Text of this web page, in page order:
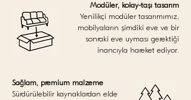
Modüler, kolay-taşı tasarım
Yenilikçi modüler tasarımımız,
mobilyaların şimdiki eve ve bir
sonraki eve uyması gerektiği
inancıyla hareket ediyor.
Sağlam, premium malzeme
Sürdürülebilir kaynaklardan elde